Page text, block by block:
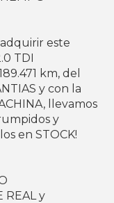
este
TDI
km, del
y con la
llevamos
y
en STOCK!
REAL y